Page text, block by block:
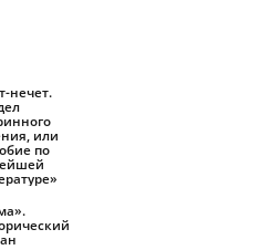
нечет.
или
по